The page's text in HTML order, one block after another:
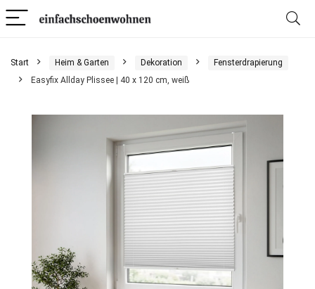
Start Heim & Garten Dekoration
Fensterdrapierung
Easyfix Allday Plissee | 40 x 120 cm, weiß